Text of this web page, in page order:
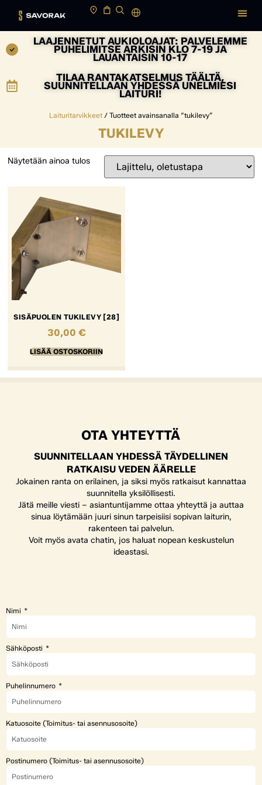
LAAJENNETUT AUKIOLOAJAT: PALVELEMME
PUHELIMITSE ARKISIN KLO 7-19 JA
LAUANTAISIN 10-17
TILAA RANTAKATSELMUS TÄÄLTÄ,
SUUNNITELLAAN YHDESSÄ UNELMIESI
LAITURI!
Laituritarvikkeet / Tuotteet avainsanalla “tukilevy”
TUKILEVY
Näytetään ainoa tulos
SISÄPUOLEN TUKILEVY [28]
30,00 €
LISÄÄ OSTOSKORIIN
OTA YHTEYTTÄ
SUUNNITELLAAN YHDESSÄ TÄYDELLINEN
RATKAISU VEDEN ÄÄRELLE
Jokainen ranta on erilainen, ja siksi myös ratkaisut kannattaa
suunnitella yksilöllisesti.
Jätä meille viesti – asiantuntijamme ottaa yhteyttä ja auttaa
sinua löytämään juuri sinun tarpeisiisi sopivan laiturin,
rakenteen tai palvelun.
Voit myös avata chatin, jos haluat nopean keskustelun
ideastasi.
Nimi
Sähköposti
Puhelinnumero
Katuosoite (Toimitus- tai asennusosoite)
Postinumero (Toimitus- tai asennusosoite)